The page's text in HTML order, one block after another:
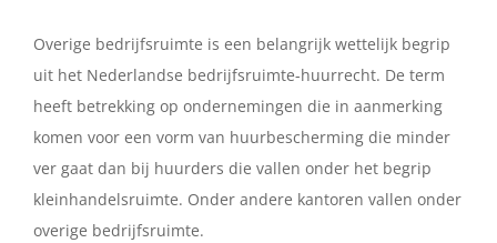
Overige bedrijfsruimte is een belangrijk wettelijk begrip
uit het Nederlandse bedrijfsruimte-huurrecht. De term
heeft betrekking op ondernemingen die in aanmerking
komen voor een vorm van huurbescherming die minder
ver gaat dan bij huurders die vallen onder het begrip
kleinhandelsruimte. Onder andere kantoren vallen onder
overige bedrijfsruimte.